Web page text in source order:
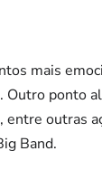
mais
Outro ponto
entre outras
Band.